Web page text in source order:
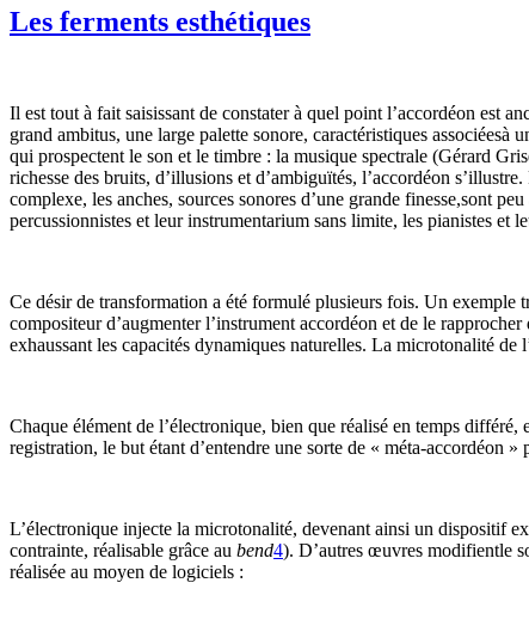
Les ferments esthétiques
Il est tout à fait saisissant de constater à quel point l’accordéon est
grand ambitus, une large palette sonore, caractéristiques
qui prospectent le son et le timbre : la musique spectrale (Gérard
richesse des bruits, d’illusions et d’ambiguïtés, l’accordéon
complexe, les anches, sources sonores d’une grande finesse,sont
percussionnistes et leur instrumentarium sans limite, les pianistes et
Ce désir de transformation a été formulé plusieurs fois. Un exemple
compositeur d’augmenter l’instrument accordéon et de le
exhaussant les capacités dynamiques naturelles. La microtonalité
Chaque élément de l’électronique, bien que réalisé en temps
registration, le but étant d’entendre une sorte de « méta-accordéon »
L’électronique injecte la microtonalité, devenant ainsi un dispositif
contrainte, réalisable grâce au bend4). D’autres œuvres modifientle
réalisée au moyen de logiciels :